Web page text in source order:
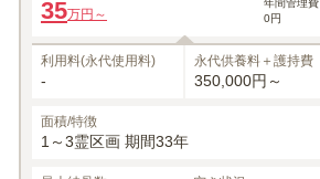
1名あたりの価格
※最大3名 12
35万円～
年間管理費
0円
利用料(永代使用料)
-
永代供養料＋護持費
350,000円～
面積/特徴
1～3霊区画 期間33年